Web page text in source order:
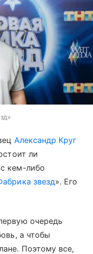
Александр Круг
ли
кем-либо
звезд». Его
очередь
а чтобы
Поэтому все,